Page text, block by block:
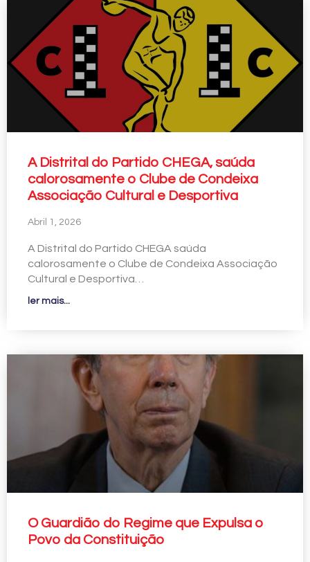
A Distrital do Partido CHEGA, saúda
calorosamente o Clube de Condeixa
Associação Cultural e Desportiva
Abril 1, 2026
A Distrital do Partido CHEGA saúda
calorosamente o Clube de Condeixa Associação
Cultural e Desportiva…
ler mais...
O Guardião do Regime que Expulsa o
Povo da Constituição